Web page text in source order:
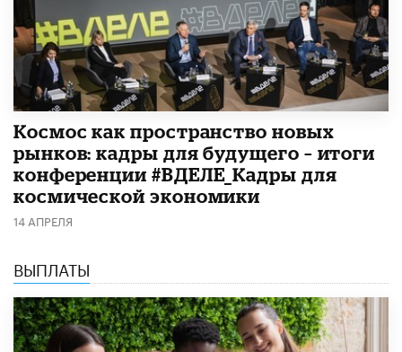
Космос как пространство новых
рынков: кадры для будущего – итоги
конференции #ВДЕЛЕ_Кадры для
космической экономики
14 АПРЕЛЯ
ВЫПЛАТЫ